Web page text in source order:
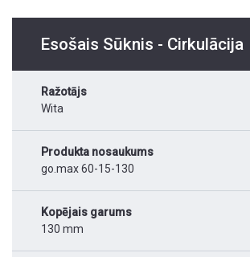
Esošais Sūknis - Cirkulācija
Ražotājs
Wita
Produkta nosaukums
go.max 60-15-130
Kopējais garums
130 mm